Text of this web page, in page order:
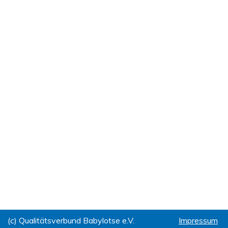
(c) Qualitätsverbund Babylotse e.V. Impressum